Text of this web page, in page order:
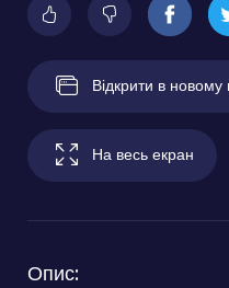
Відкрити в новому
На весь екран
Опис: